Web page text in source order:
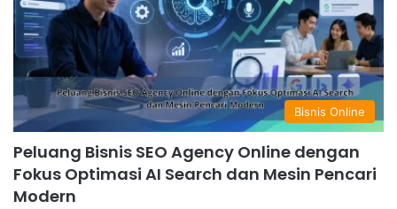
Bisnis Online
Peluang Bisnis SEO Agency Online dengan
Fokus Optimasi AI Search dan Mesin Pencari
Modern